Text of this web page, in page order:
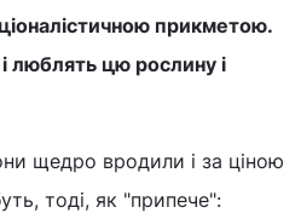
прикметою.
люблять цю рослину і
щедро вродили і за ціною
тоді, як "припече":